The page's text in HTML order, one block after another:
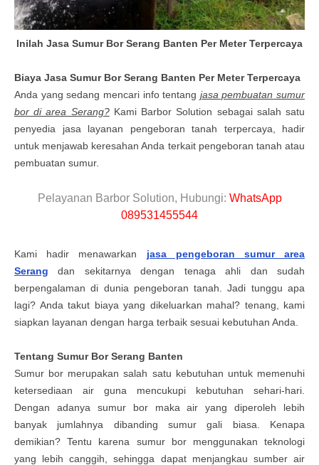
Inilah Jasa Sumur Bor Serang Banten Per Meter Terpercaya
Biaya Jasa Sumur Bor Serang Banten Per Meter Terpercaya
Anda yang sedang mencari info tentang jasa pembuatan sumur
bor di area Serang?Kami Barbor Solution sebagai salah satu
penyedia jasa layanan pengeboran tanah terpercaya, hadir
untuk menjawab keresahan Anda terkait pengeboran tanah atau
pembuatan sumur.
Pelayanan Barbor Solution, Hubungi: WhatsApp
089531455544
Kami hadir menawarkan jasa pengeboran sumur area
Serang dan sekitarnya dengan tenaga ahli dan sudah
berpengalaman di dunia pengeboran tanah. Jadi tunggu apa
lagi? Anda takut biaya yang dikeluarkan mahal? tenang, kami
siapkan layanan dengan harga terbaik sesuai kebutuhan Anda.
Tentang Sumur Bor Serang Banten
Sumur bor merupakan salah satu kebutuhan untuk memenuhi
ketersediaan air guna mencukupi kebutuhan sehari-hari.
Dengan adanya sumur bor maka air yang diperoleh lebih
banyak jumlahnya dibanding sumur gali biasa. Kenapa
demikian? Tentu karena sumur bor menggunakan teknologi
yang lebih canggih, sehingga dapat menjangkau sumber air